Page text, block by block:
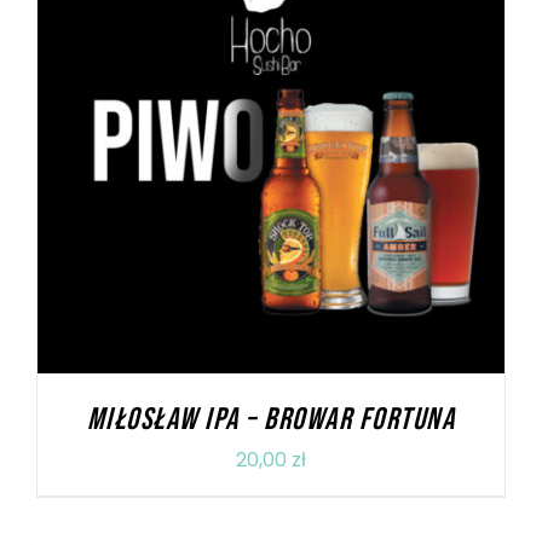
DODAJ DO KOSZYKA / SZCZEGÓŁY
MIŁOSŁAW IPA – BROWAR FORTUNA
20,00 zł